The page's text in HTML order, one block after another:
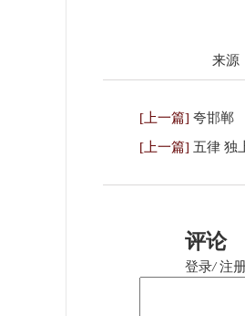
来源
[上一篇] 夸邯郸
[上一篇] 五律 独
评论
登录/ 注